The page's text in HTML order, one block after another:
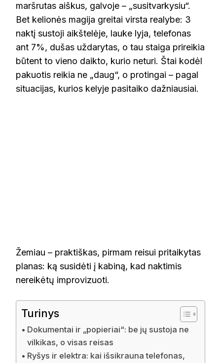
maršrutas aiškus, galvoje – „susitvarkysiu“.
Bet kelionės magija greitai virsta realybe: 3
naktį sustoji aikštelėje, lauke lyja, telefonas
ant 7%, dušas uždarytas, o tau staiga prireikia
būtent to vieno daikto, kurio neturi. Štai kodėl
pakuotis reikia ne „daug“, o protingai – pagal
situacijas, kurios kelyje pasitaiko dažniausiai.
Žemiau – praktiškas, pirmam reisui pritaikytas
planas: ką susidėti į kabiną, kad naktimis
nereikėtų improvizuoti.
Turinys
Dokumentai ir „popieriai“: be jų sustoja ne
vilkikas, o visas reisas
Ryšys ir elektra: kai išsikrauna telefonas,